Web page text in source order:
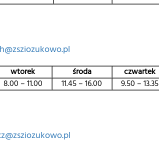
wtorek środa czwartek
8.00 – 11.00 11.45 – 16.00 9.50 – 13.35